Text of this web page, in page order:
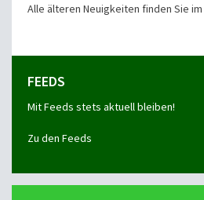
Alle älteren Neuigkeiten finden Sie im
FEEDS
Mit Feeds stets aktuell bleiben!
Zu den Feeds